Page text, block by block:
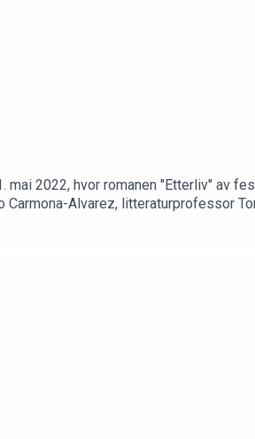
2022, hvor romanen "Etterliv" av
Alvarez, litteraturprofessor